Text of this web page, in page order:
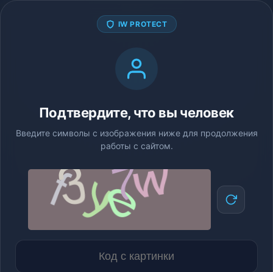
IW PROTECT
Подтвердите, что вы человек
Введите символы с изображения ниже для продолжения
работы с сайтом.